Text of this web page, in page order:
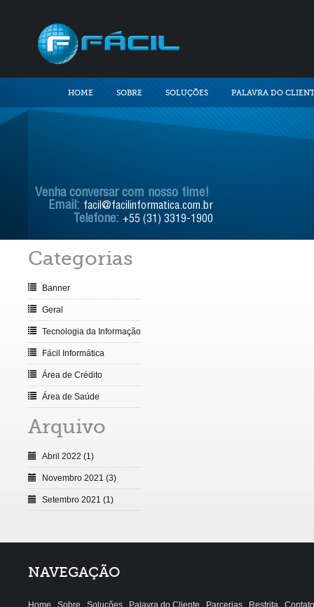
HOME SOBRE SOLUÇÕES PALAVRA DO
Venha conversar com nosso time!
Email: facil@facilinformatica.com.br
Telefone: +55 (31) 3319-1900
Categorias
Banner
Geral
Tecnologia da Informação
Fácil Informática
Área de Crédito
Área de Saúde
Arquivo
Abril 2022 (1)
Novembro 2021 (3)
Setembro 2021 (1)
NAVEGAÇÃO
Home Sobre Soluções Palavra do Cliente Parcerias Restrita Contato